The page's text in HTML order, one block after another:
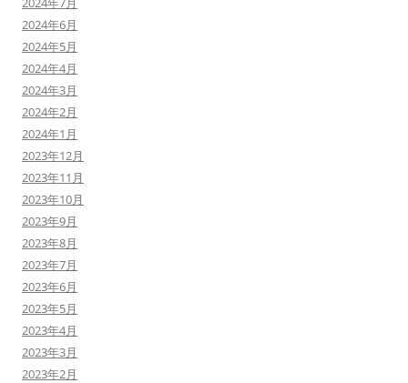
2024年6月
2024年5月
2024年4月
2024年3月
2024年2月
2024年1月
2023年12月
2023年11月
2023年10月
2023年9月
2023年8月
2023年7月
2023年6月
2023年5月
2023年4月
2023年3月
2023年2月